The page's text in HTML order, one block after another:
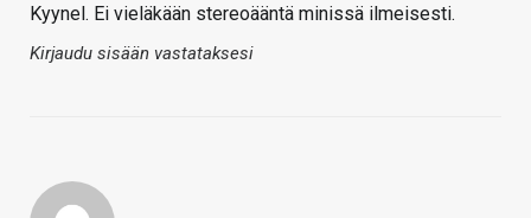
Kyynel. Ei vieläkään stereoääntä minissä ilmeisesti.
Kirjaudu sisään vastataksesi